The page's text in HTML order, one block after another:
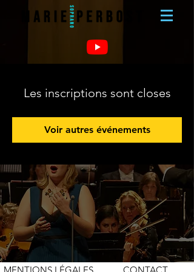
Les inscriptions sont closes
Voir autres événements